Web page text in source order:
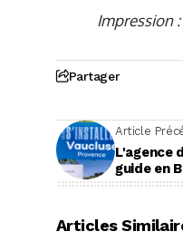
Impression
Partager
Article
L'agence
guide en
Articles